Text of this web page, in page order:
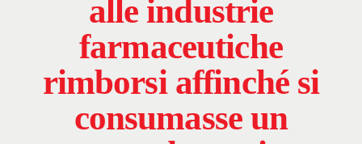
alle industrie
farmaceutiche
rimborsi affinché si
consumasse un